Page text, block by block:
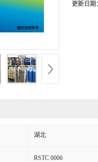
更新日期：
湖北
RSTC 0006